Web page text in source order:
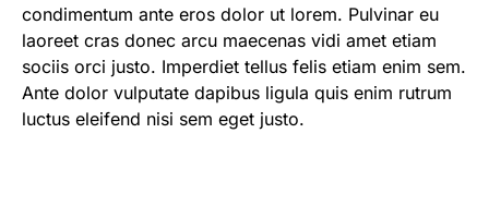
condimentum ante eros dolor ut lorem. Pulvinar eu
laoreet cras donec arcu maecenas vidi amet etiam
sociis orci justo. Imperdiet tellus felis etiam enim sem.
Ante dolor vulputate dapibus ligula quis enim rutrum
luctus eleifend nisi sem eget justo.